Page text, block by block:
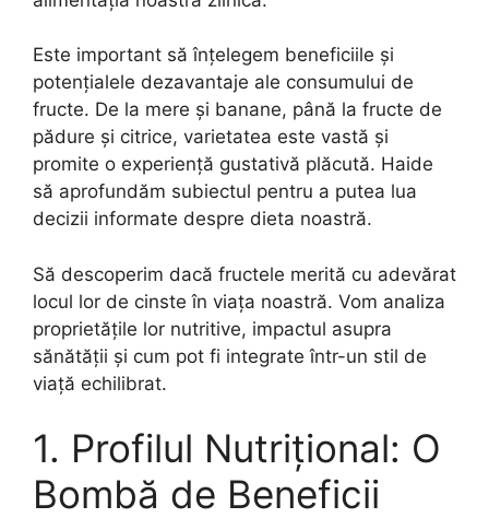
Este important să înțelegem beneficiile și
potențialele dezavantaje ale consumului de
fructe. De la mere și banane, până la fructe de
pădure și citrice, varietatea este vastă și
promite o experiență gustativă plăcută. Haide
să aprofundăm subiectul pentru a putea lua
decizii informate despre dieta noastră.
Să descoperim dacă fructele merită cu adevărat
locul lor de cinste în viața noastră. Vom analiza
proprietățile lor nutritive, impactul asupra
sănătății și cum pot fi integrate într-un stil de
viață echilibrat.
1. Profilul Nutrițional: O
Bombă de Beneficii